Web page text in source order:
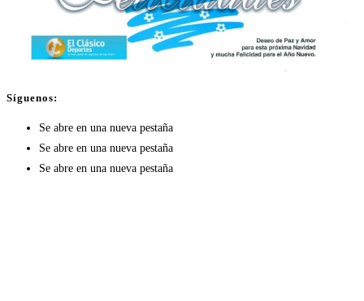
Síguenos:
Se abre en una nueva pestaña
Se abre en una nueva pestaña
Se abre en una nueva pestaña